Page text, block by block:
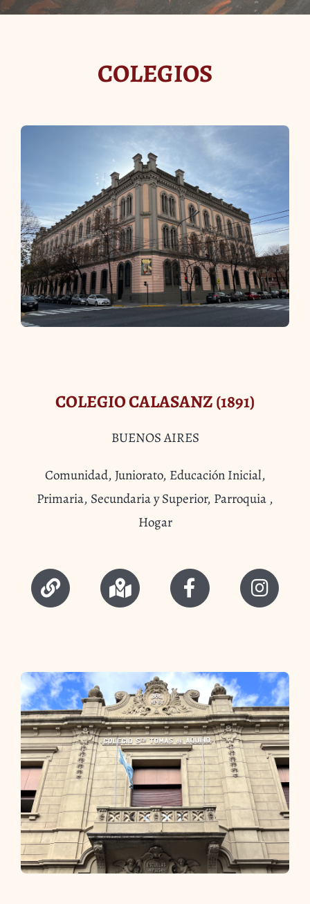
Acceso Docentes
COLEGIOS
COLEGIO CALASANZ (1891)
BUENOS AIRES
Comunidad, Juniorato, Educación Inicial,
Primaria, Secundaria y Superior, Parroquia ,
Hogar